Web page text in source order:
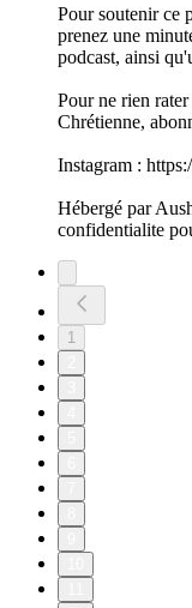
Pour soutenir ce
prenez une
podcast, ainsi
Pour ne rien
Chrétienne,
Instagram :
Hébergé par
confidentialite
1